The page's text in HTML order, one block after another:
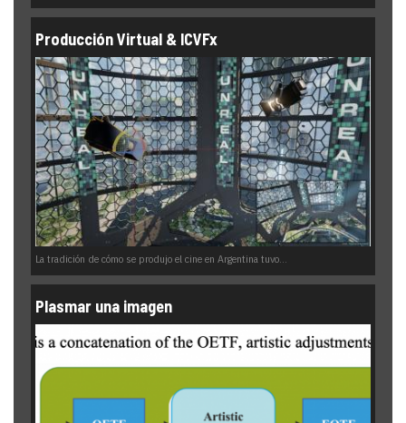
Producción Virtual & ICVFx
La tradición de cómo se produjo el cine en Argentina tuvo...
Plasmar una imagen